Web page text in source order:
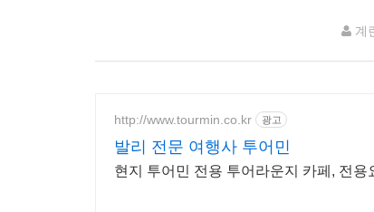
계
http://www.tourmin.co.kr 광고
발리 전문 여행사 투어민
현지 투어민 전용 투어라운지 카페, 전